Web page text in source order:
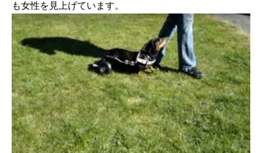
も女性を見上げています。